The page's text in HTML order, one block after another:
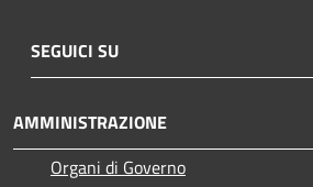
SEGUICI SU
AMMINISTRAZIONE
Organi di Governo